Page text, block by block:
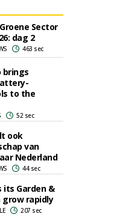
Sector
dag 2
463 sec
brings
to the
52 sec
ook
van
Nederland
44 sec
its Garden &
grow rapidly
207 sec